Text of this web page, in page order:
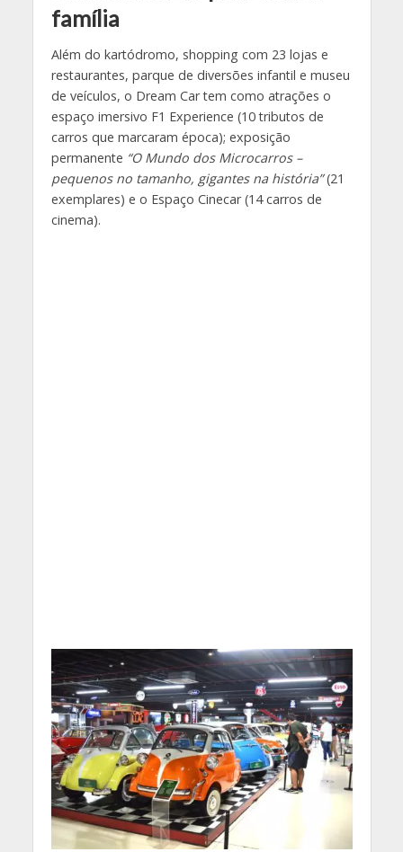
família
Além do kartódromo, shopping com 23 lojas e
restaurantes, parque de diversões infantil e museu
de veículos, o Dream Car tem como atrações o
espaço imersivo F1 Experience (10 tributos de
carros que marcaram época); exposição
permanente “O Mundo dos Microcarros –
pequenos no tamanho, gigantes na história”(21
exemplares) e o Espaço Cinecar (14 carros de
cinema).